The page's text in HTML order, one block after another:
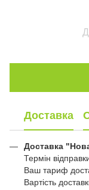
Доставка
Доставка
Термін
Ваш тариф
Вартість